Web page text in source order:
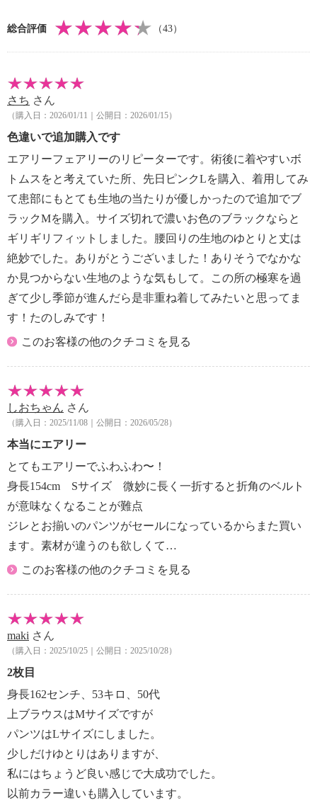
※普段と同じサイズをおすすめ
総合評価 （43）
さち さん
（購入日：2026/01/11｜公開日：2026/01/15）
色違いで追加購入です
エアリーフェアリーのリピーターです。術後に着やすいボ
トムスをと考えていた所、先日ピンクLを購入、着用してみ
て患部にもとても生地の当たりが優しかったので追加でブ
ラックMを購入。サイズ切れで濃いお色のブラックならと
ギリギリフィットしました。腰回りの生地のゆとりと丈は
絶妙でした。ありがとうございました！ありそうでなかな
か見つからない生地のような気もして。この所の極寒を過
ぎて少し季節が進んだら是非重ね着してみたいと思ってま
す！たのしみです！
このお客様の他のクチコミを見る
しおちゃん さん
（購入日：2025/11/08｜公開日：2026/05/28）
本当にエアリー
とてもエアリーでふわふわ〜！
身長154cm Sサイズ 微妙に長く一折すると折角のベルト
が意味なくなることが難点
ジレとお揃いのパンツがセールになっているからまた買い
ます。素材が違うのも欲しくて…
このお客様の他のクチコミを見る
maki さん
（購入日：2025/10/25｜公開日：2025/10/28）
2枚目
身長162センチ、53キロ、50代
上ブラウスはMサイズですが
パンツはLサイズにしました。
少しだけゆとりはありますが、
私にはちょうど良い感じで大成功でした。
以前カラー違いも購入しています。